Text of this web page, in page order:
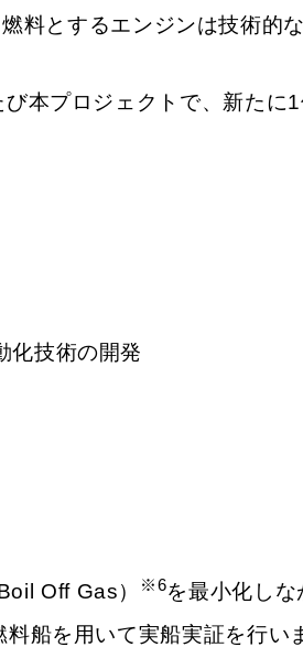
料とするエンジンは技術的
び本プロジェクトで、新たに
化技術の開発
Off Gas）
※6を最小化し
船を用いて実船実証を行い